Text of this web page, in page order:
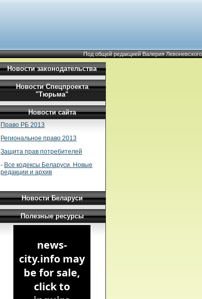
Под общей редакцией Валерия Левоневского
Новости законодательства
Новости Спецпроекта
"Тюрьма"
Новости сайта
Право РБ 2013
Региональное право 2013
Защита прав потребителей
- Все кодексы Беларуси. Новые
редакции и архив
Новости Беларуси
Полезные ресурсы